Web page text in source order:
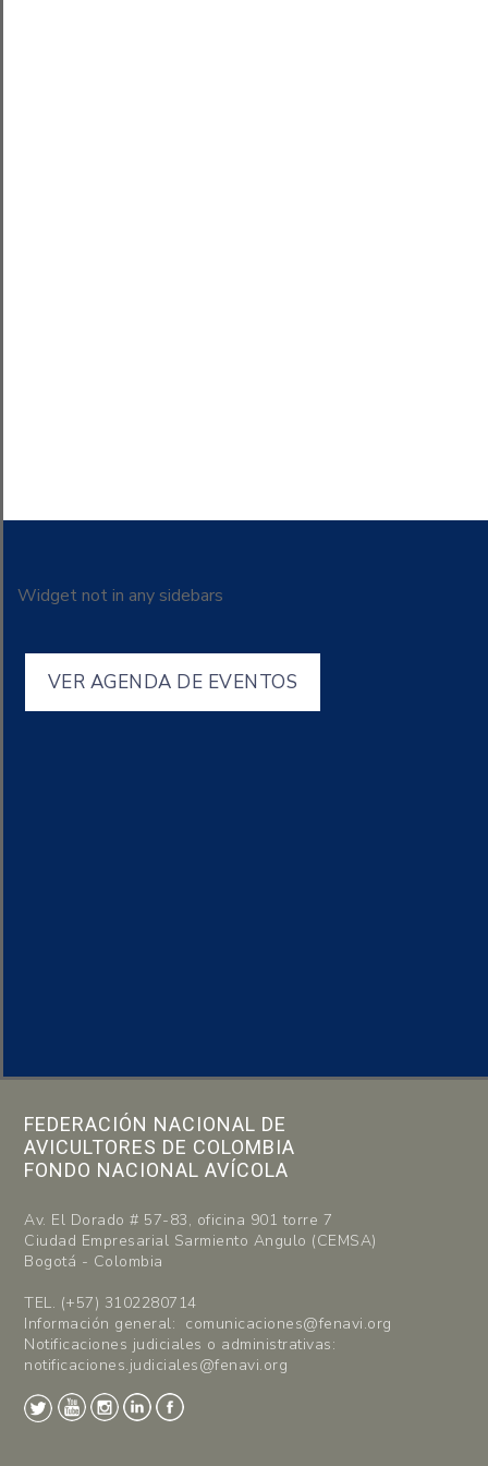
Widget not in any sidebars
VER AGENDA DE EVENTOS
FEDERACIÓN NACIONAL DE
AVICULTORES DE COLOMBIA
FONDO NACIONAL AVÍCOLA
Av. El Dorado # 57-83, oficina 901 torre 7
Ciudad Empresarial Sarmiento Angulo (CEMSA)
Bogotá - Colombia
TEL. (+57) 3102280714
Información general: comunicaciones@fenavi.org
Notificaciones judiciales o administrativas:
notificaciones.judiciales@fenavi.org